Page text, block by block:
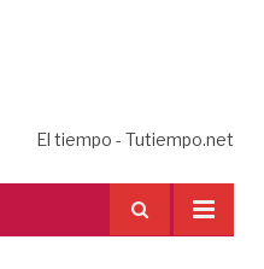
El tiempo - Tutiempo.net